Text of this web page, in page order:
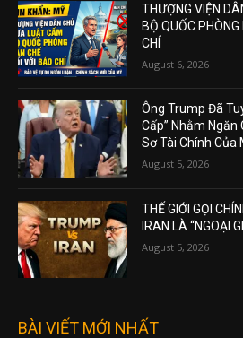
THƯỢNG VIỆN
BỘ QUỐC
CHÍ
August 6, 2026
Ông Trump Đã
Cấp” Nhằm Ngăn
Sơ Tài Chính Của
August 5, 2026
THẾ GIỚI GỌI
IRAN LÀ “NGOẠI
August 5, 2026
BÀI VIẾT MỚI NHẤT